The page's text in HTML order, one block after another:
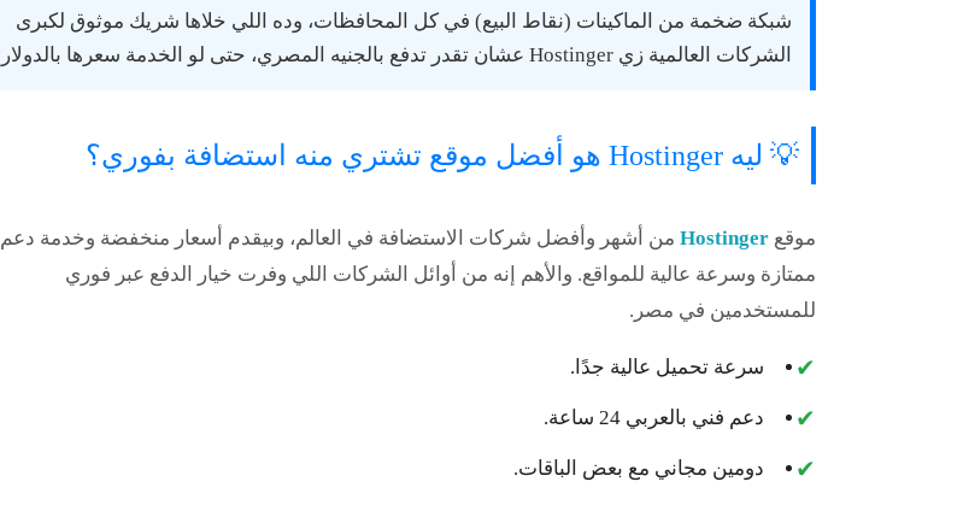
شبكة ضخمة من الماكينات (نقاط البيع) في كل المحافظات، وده اللي خلاها شريك موثوق لكبرى
الشركات العالمية زي Hostinger عشان تقدر تدفع بالجنيه المصري، حتى لو الخدمة سعرها بالدولار!
💡 ليه Hostinger هو أفضل موقع تشتري منه استضافة بفوري؟
موقع Hostinger من أشهر وأفضل شركات الاستضافة في العالم، وبيقدم أسعار منخفضة وخدمة دعم
ممتازة وسرعة عالية للمواقع. والأهم إنه من أوائل الشركات اللي وفرت خيار الدفع عبر فوري
للمستخدمين في مصر .
✔ سرعة تحميل عالية جدًا.
✔ دعم فني بالعربي 24 ساعة.
✔ دومين مجاني مع بعض الباقات.